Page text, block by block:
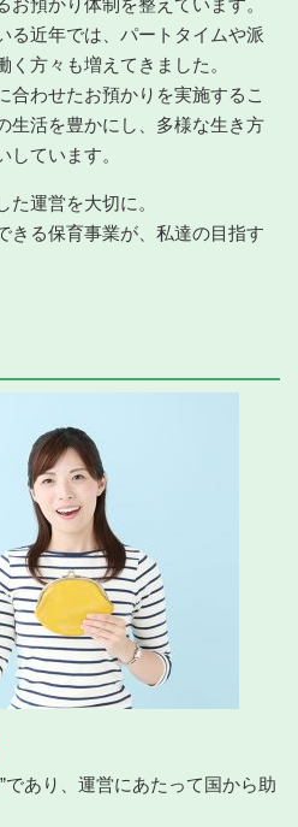
預かり体制を整えています。
る近年では、パートタイムや派
方々も増えてきました。
合わせたお預かりを実施するこ
生活を豊かにし、多様な生き方
しています。
運営を大切に。
きる保育事業が、私達の目指す
であり、運営にあたって国から助